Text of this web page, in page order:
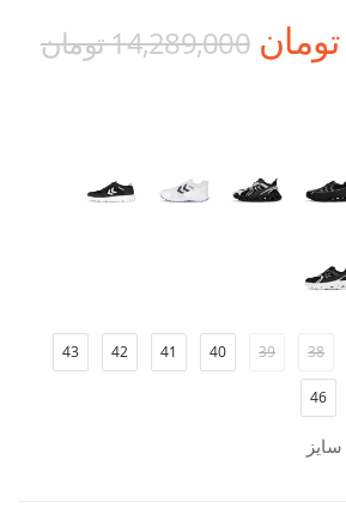
14,289,000 تومان
38
39
40
41
42
43
46